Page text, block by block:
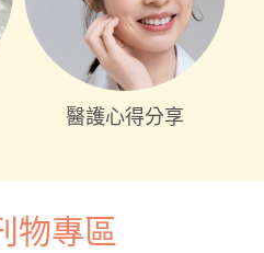
醫護心得分享
物專區